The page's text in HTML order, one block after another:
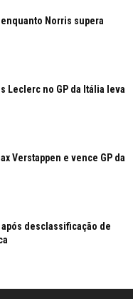
Norris supera
Leclerc no GP da Itália leva
Verstappen e vence GP da
desclassificação de